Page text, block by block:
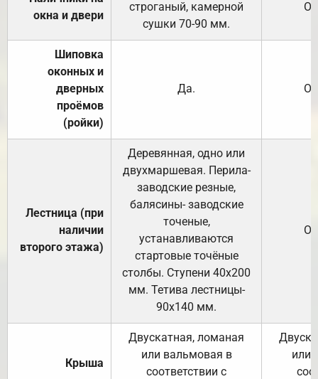
окна и двери
строганый, камерной
сушки 70-90 мм.
Шиповка
оконных и
дверных
проёмов
(ройки)
Да.
Лестница (при
наличии
второго этажа)
Деревянная, одно или
двухмаршевая. Перила-
заводские резные,
балясины- заводские
точеные,
устанавливаются
стартовые точёные
столбы. Ступени 40х200
мм. Тетива лестницы-
90х140 мм.
Крыша
Двускатная, ломаная
или вальмовая в
соответствии с
или